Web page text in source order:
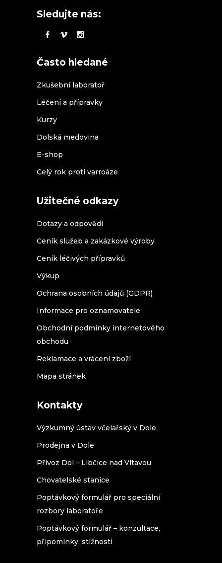
Sledujte nás:
Často hledané
Zkušební laboratoř
Léčení a přípravky
Kurzy
Dolská medovina
E-shop
Celý rok proti varroáze
Užitečné odkazy
Dotazy a odpovědi
Ceník služeb a zakázkové výroby
Ceník léčivých přípravků
Výkup
Ochrana osobních údajů (GDPR)
Informace pro oznamovatele
Obchodní podmínky internetového
obchodu
Reklamace a vrácení zboží
Mapa stránek
Kontakty
Výzkumný ústav včelařský v Dole
Prodejna v Dole
Přívoz Dol – Libčice nad Vltavou
Chovatelské stanice
Poptávkový formulář pro speciální
rozbory laboratoře
Poptávkový formulář – konzultace,
připomínky, stížnosti